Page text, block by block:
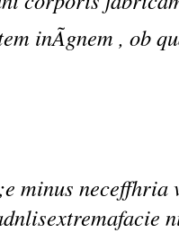
inÃgnem , ob
minus